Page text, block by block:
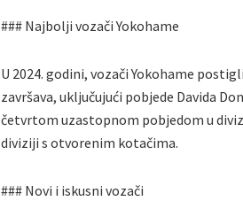
### Najbolji vozači Yokohame
U 2024. godini, vozači Yokohame
završava, uključujući pobjede Davida
četvrtom uzastopnom pobjedom u
diviziji s otvorenim kotačima.
### Novi i iskusni vozači